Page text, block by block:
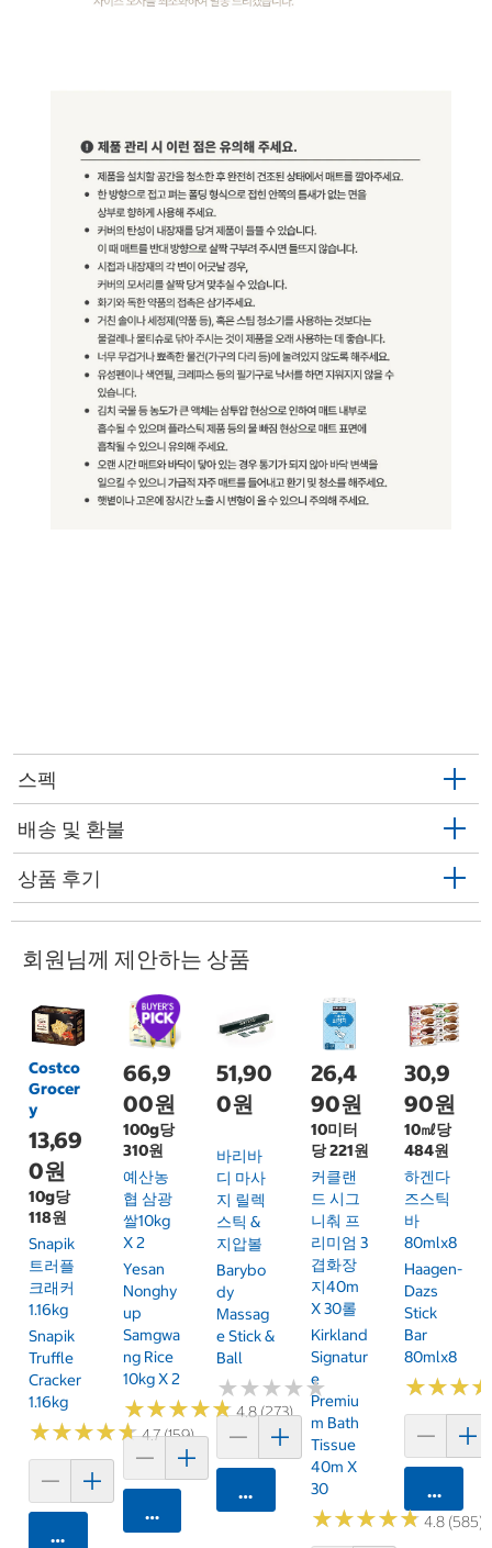
스펙
배송 및 환불
상품 후기
회원님께 제안하는 상품
Costco
Grocer
y
13,69
0원
10g당
118원
Snapik
트러플
크래커
1.16kg
Snapik
Truffle
Cracker
1.16kg
★★★★★
★★★★★4.7 (159)
카트에 담기
66,9
00원
100g당
310원
예산농
협 삼광
쌀10kg
X 2
Yesan
Nonghy
Up
Samgwa
Ng Rice
10kg X 2
★★★★★
★★★★★4.8 (273)
카트에 담기
51,90
0원
바리바
디 마사
지 릴렉
스틱 &
지압볼
Barybo
Dy
Massag
E Stick &
Ball
★★★★★
★★★★★
카트에 담기
26,4
90원
10미터
당 221원
커클랜
드 시그
니춰 프
리미엄 3
겹화장
지40m
X 30롤
Kirkland
Signatur
E
Premiu
M Bath
Tissue
40m X
30
★★★★★
★★★★★4.8 (585)
30,9
90원
10㎖당
484원
하겐다
즈스틱
바
80mlx8
Haagen-
Dazs
Stick
Bar
80mlx8
★★★
★★★
카트에